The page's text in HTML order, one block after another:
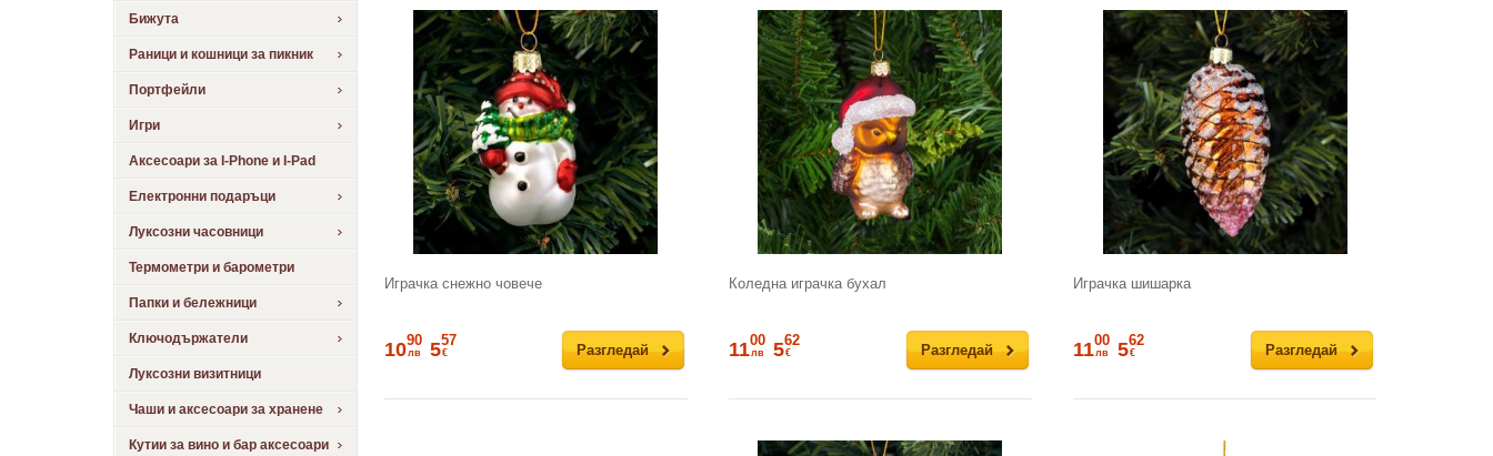
Бижута
Раници и кошници за пикник
Портфейли
Игри
Аксесоари за I-Phone и I-Pad
Електронни подаръци
Луксозни часовници
Термометри и барометри
Папки и бележници
Ключодържатели
Луксозни визитници
Чаши и аксесоари за хранене
Кутии за вино и бар аксесоари
Играчка снежно човече
Разгледай
1090
лв 557
€
Коледна играчка бухал
Разгледай
1100
лв 562
€
Играчка шишарка
Разгледай
1100
лв 562
€